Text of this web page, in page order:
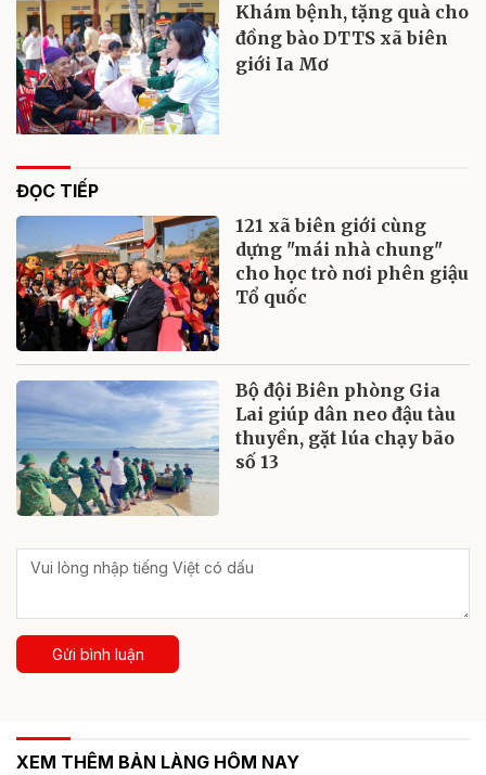
Khám bệnh, tặng quà cho
đồng bào DTTS xã biên
giới Ia Mơ
ĐỌC TIẾP
121 xã biên giới cùng
dựng "mái nhà chung"
cho học trò nơi phên giậu
Tổ quốc
Bộ đội Biên phòng Gia
Lai giúp dân neo đậu tàu
thuyền, gặt lúa chạy bão
số 13
Gửi bình luận
XEM THÊM BẢN LÀNG HÔM NAY